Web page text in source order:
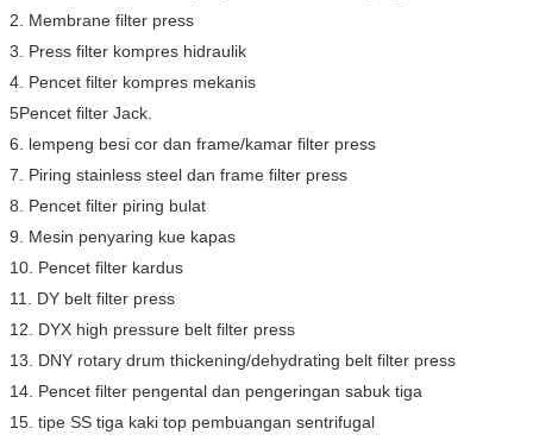
2. Membrane filter press
3. Press filter kompres hidraulik
4. Pencet filter kompres mekanis
5Pencet filter Jack.
6. lempeng besi cor dan frame/kamar filter press
7. Piring stainless steel dan frame filter press
8. Pencet filter piring bulat
9. Mesin penyaring kue kapas
10. Pencet filter kardus
11. DY belt filter press
12. DYX high pressure belt filter press
13. DNY rotary drum thickening/dehydrating belt filter press
14. Pencet filter pengental dan pengeringan sabuk tiga
15. tipe SS tiga kaki top pembuangan sentrifugal